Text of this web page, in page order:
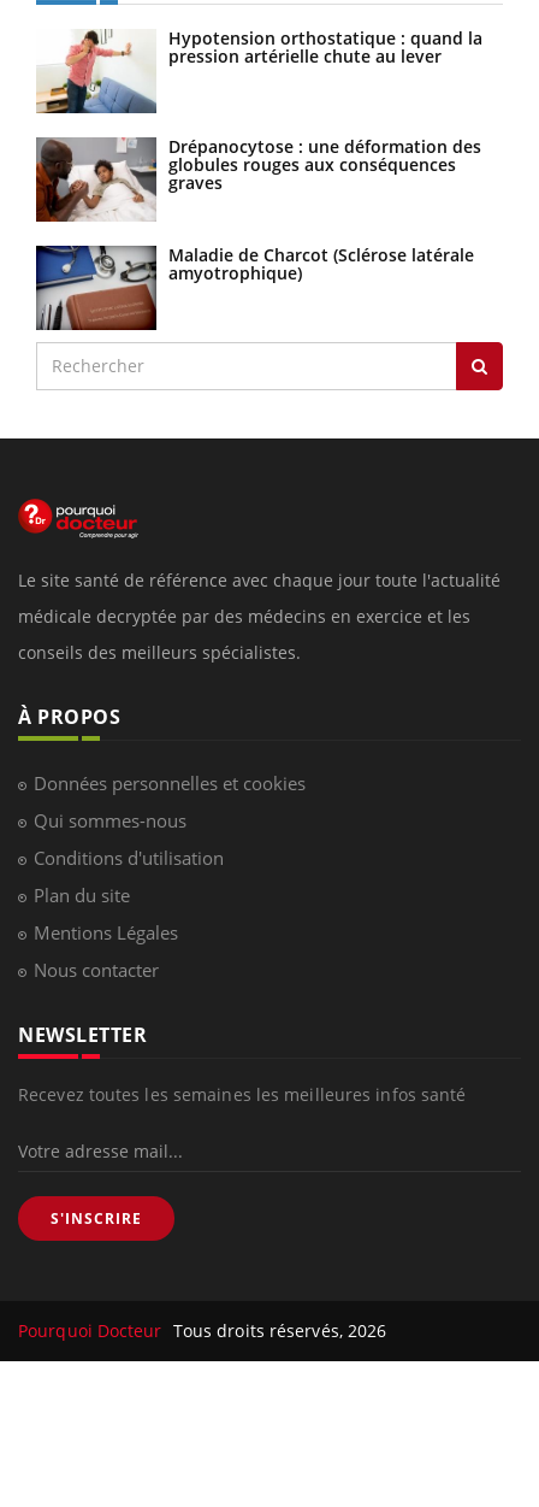
Hypotension orthostatique : quand la
pression artérielle chute au lever
Drépanocytose : une déformation des
globules rouges aux conséquences
graves
Maladie de Charcot (Sclérose latérale
amyotrophique)
Le site santé de référence avec chaque jour toute l'actualité
médicale decryptée par des médecins en exercice et les
conseils des meilleurs spécialistes.
À PROPOS
Données personnelles et cookies
Qui sommes-nous
Conditions d'utilisation
Plan du site
Mentions Légales
Nous contacter
NEWSLETTER
Recevez toutes les semaines les meilleures infos santé
S'INSCRIRE
Pourquoi Docteur Tous droits réservés, 2026